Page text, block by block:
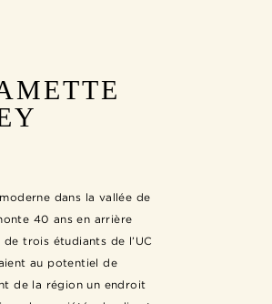
dans la vallée de
40 ans en arrière
de trois étudiants de l’UC
au potentiel de
de la région un endroit